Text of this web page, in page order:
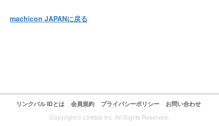
machicon JAPANに戻る
リンクバル IDとは 会員規約 プライバシーポリシー お問い合わせ
Copyright © Linkbal Inc. All Rights Reserved.